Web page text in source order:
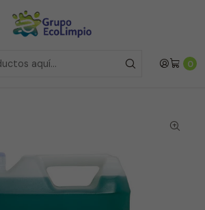
0
Metropolitana
las 12 del medio día de
todo Chilea traves de Bluexpress
Línea Industrial
de Olores LPU - 5 Litros